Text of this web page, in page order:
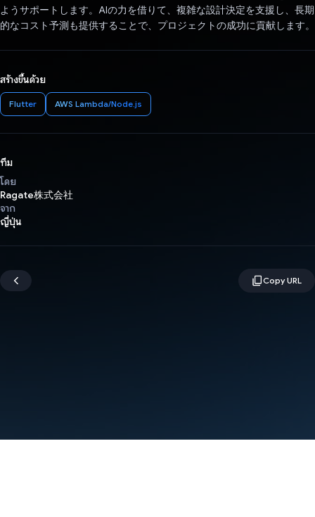
ようサポートします。AIの力を借りて、複雑な設計決定を支援し、長期
的なコスト予測も提供することで、プロジェクトの成功に貢献します。
สร้างขึ้นด้วย
Flutter AWS Lambda/Node.js
ทีม
โดย
Ragate株式会社
จาก
ญี่ปุ่น